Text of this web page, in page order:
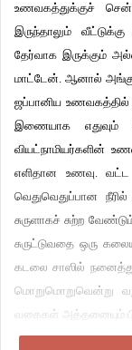
உணவகத்துக்குச்
இருந்தாலும்
தேர்வாக இருக்கும்
மாட்டேன். ஆனால்
ஜப்பானிய உணவகத்தில்
இணையாக எதுவும்
வியட்நாமியர்களின்
எளிதான உணவு.
வெதுவெதுப்பான
சுருளாகச் சுற்ற
சுருட்டுவதை ஒரு
கடலை சாஸில்
மொறுமொறுவென்று
வகைகள் அத்தனையும்
இந்த உணவகங்கள்